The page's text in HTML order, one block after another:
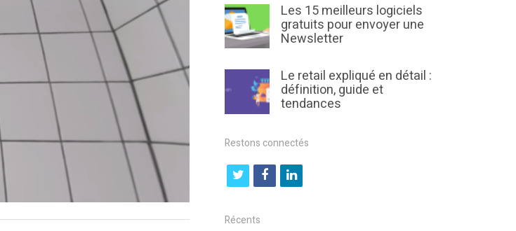
Les 15 meilleurs logiciels
gratuits pour envoyer une
Newsletter
Le retail expliqué en détail :
définition, guide et
tendances
Restons connectés
t
i
f
l
Récents